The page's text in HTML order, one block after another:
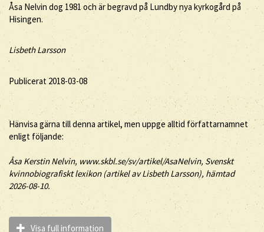
Åsa Nelvin dog 1981 och är begravd på Lundby nya kyrkogård på
Hisingen.
Lisbeth Larsson
Publicerat 2018-03-08
Hänvisa gärna till denna artikel, men uppge alltid författarnamnet
enligt följande:
Åsa KerstinNelvin, www.skbl.se/sv/artikel/AsaNelvin, Svenskt
kvinnobiografiskt lexikon (artikel avLisbeth Larsson), hämtad
2026-08-10.
Visa full information